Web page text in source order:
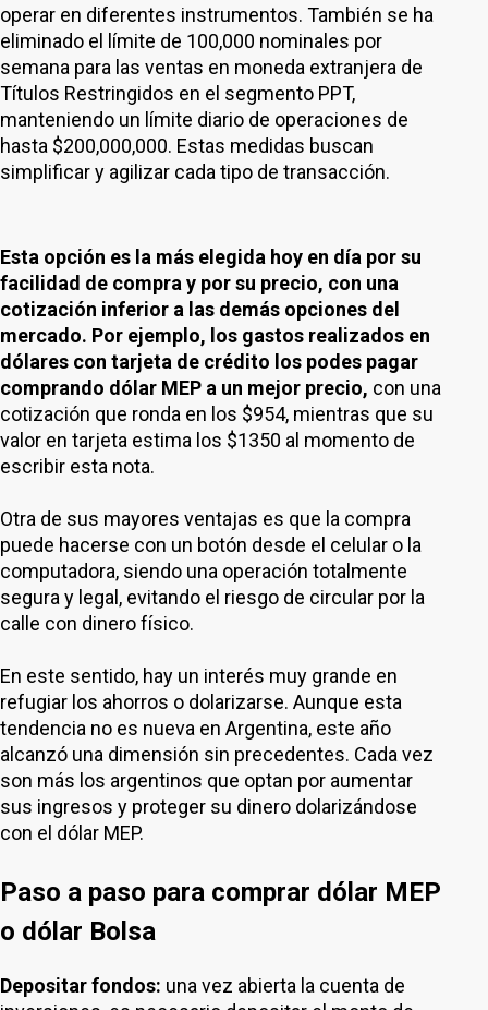
operar en diferentes instrumentos. También se ha
eliminado el límite de 100,000 nominales por
semana para las ventas en moneda extranjera de
Títulos Restringidos en el segmento PPT,
manteniendo un límite diario de operaciones de
hasta $200,000,000. Estas medidas buscan
simplificar y agilizar cada tipo de transacción.
Esta opción es la más elegida hoy en día por su
facilidad de compra y por su precio, con una
cotización inferior a las demás opciones del
mercado. Por ejemplo, los gastos realizados en
dólares con tarjeta de crédito los podes pagar
comprando dólar MEP a un mejor precio, con una
cotización que ronda en los $954, mientras que su
valor en tarjeta estima los $1350 al momento de
escribir esta nota.
Otra de sus mayores ventajas es que la compra
puede hacerse con un botón desde el celular o la
computadora, siendo una operación totalmente
segura y legal, evitando el riesgo de circular por la
calle con dinero físico.
En este sentido, hay un interés muy grande en
refugiar los ahorros o dolarizarse. Aunque esta
tendencia no es nueva en Argentina, este año
alcanzó una dimensión sin precedentes. Cada vez
son más los argentinos que optan por aumentar
sus ingresos y proteger su dinero dolarizándose
con el dólar MEP.
Paso a paso para comprar dólar MEP
o dólar Bolsa
Depositar fondos: una vez abierta la cuenta de